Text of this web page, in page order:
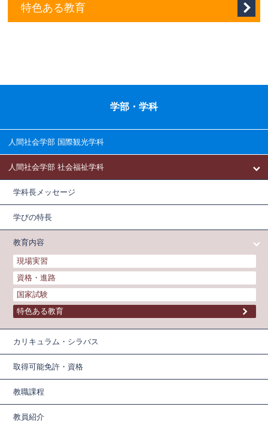
特色ある教育
学部・学科
人間社会学部 国際観光学科
人間社会学部 社会福祉学科
学科長メッセージ
学びの特長
教育内容
現場実習
資格・進路
国家試験
特色ある教育
カリキュラム・シラバス
取得可能免許・資格
教職課程
教員紹介